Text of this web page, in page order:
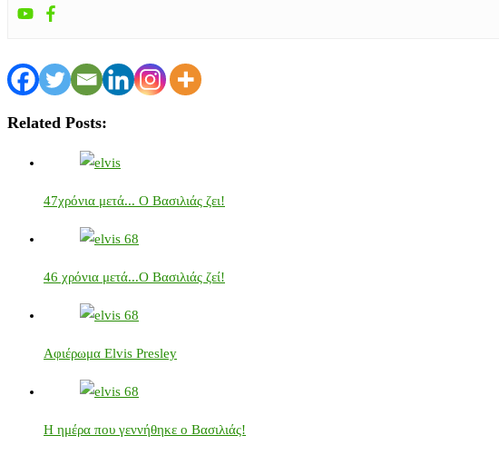
Related Posts:
47χρόνια μετά... Ο Βασιλιάς ζει!
46 χρόνια μετά...Ο Βασιλιάς ζεί!
Αφιέρωμα Elvis Presley
Η ημέρα που γεννήθηκε ο Βασιλιάς!